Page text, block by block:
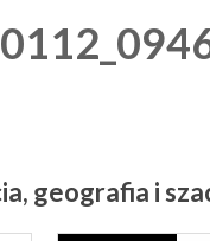
geografia i